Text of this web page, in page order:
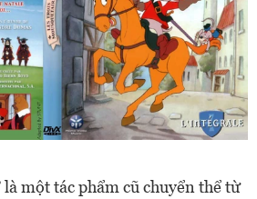
một tác phẩm cũ chuyển thể từ